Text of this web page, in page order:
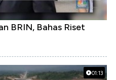
BRIN, Bahas Riset
01:13